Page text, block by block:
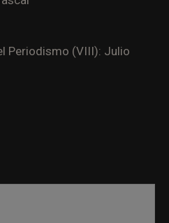
Periodismo (VIII): Julio